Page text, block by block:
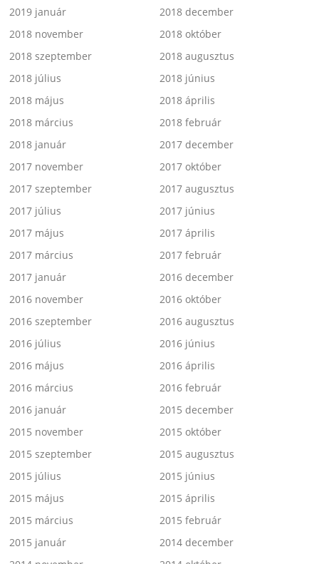
2019 január
2018 december
2018 november
2018 október
2018 szeptember
2018 augusztus
2018 július
2018 június
2018 május
2018 április
2018 március
2018 február
2018 január
2017 december
2017 november
2017 október
2017 szeptember
2017 augusztus
2017 július
2017 június
2017 május
2017 április
2017 március
2017 február
2017 január
2016 december
2016 november
2016 október
2016 szeptember
2016 augusztus
2016 július
2016 június
2016 május
2016 április
2016 március
2016 február
2016 január
2015 december
2015 november
2015 október
2015 szeptember
2015 augusztus
2015 július
2015 június
2015 május
2015 április
2015 március
2015 február
2015 január
2014 december